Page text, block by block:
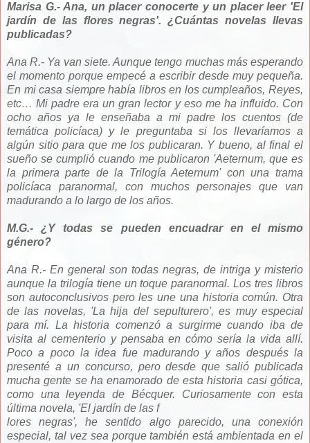
Marisa G.- Ana, un placer conocerte y un placer leer 'El
jardín de las flores negras'. ¿Cuántas novelas llevas
publicadas?
Ana R.- Ya van siete. Aunque tengo muchas más esperando
el momento porque empecé a escribir desde muy pequeña.
En mi casa siempre había libros en los cumpleaños, Reyes,
etc… Mi padre era un gran lector y eso me ha influido. Con
ocho años ya le enseñaba a mi padre los cuentos (de
temática policíaca) y le preguntaba si los llevaríamos a
algún sitio para que me los publicaran. Y bueno, al final el
sueño se cumplió cuando me publicaron 'Aeternum, que es
la primera parte de la Trilogía Aeternum' con una trama
policíaca paranormal, con muchos personajes que van
madurando a lo largo de los años.
M.G.- ¿Y todas se pueden encuadrar en el mismo
género?
Ana R.- En general son todas negras, de intriga y misterio
aunque la trilogía tiene un toque paranormal. Los tres libros
son autoconclusivos pero les une una historia común. Otra
de las novelas, 'La hija del sepulturero', es muy especial
para mí. La historia comenzó a surgirme cuando iba de
visita al cementerio y pensaba en cómo sería la vida allí.
Poco a poco la idea fue madurando y años después la
presenté a un concurso, pero desde que salió publicada
mucha gente se ha enamorado de esta historia casi gótica,
como una leyenda de Bécquer. Curiosamente con esta
última novela, 'El jardín de las f
lores negras', he sentido algo parecido, una conexión
especial, tal vez sea porque también está ambientada en el